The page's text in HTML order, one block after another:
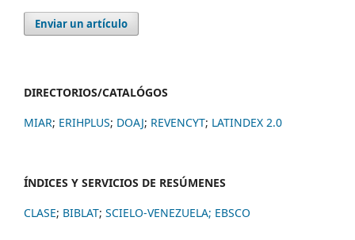
Enviar un artículo
DIRECTORIOS/CATALÓGOS
MIAR; ERIHPLUS; DOAJ; REVENCYT; LATINDEX 2.0
ÍNDICES Y SERVICIOS DE RESÚMENES
CLASE; BIBLAT; SCIELO-VENEZUELA; EBSCO